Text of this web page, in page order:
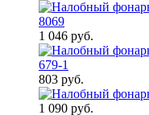
8069
1 046 руб.
679-1
803 руб.
1 090 руб.